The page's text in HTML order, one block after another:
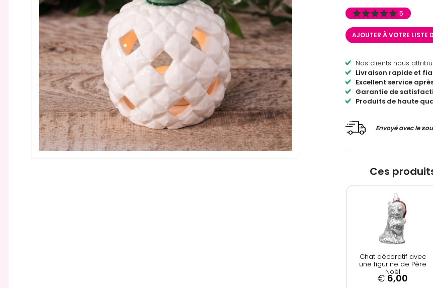
5
AJOUTER À VOTRE LISTE
Nos clients nous
Livraison rapide et
Excellent service
Garantie de
Produits de haute
Envoyé avec le
Ces
Chat décoratif avec
une figurine de Père
Noël
€ 6,00